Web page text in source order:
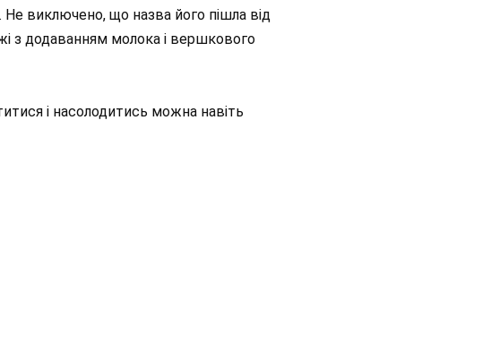
Не виключено, що назва його пішла від
з додаванням молока і вершкового
і насолодитись можна навіть